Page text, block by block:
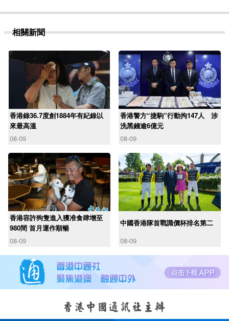
相關新聞
香港錄36.7度創1884年有紀錄以
來最高溫
08-09
香港警方“捷駒”行動拘147人 涉
洗黑錢逾6億元
08-09
香港容許狗隻進入獲准食肆增至
980間 首月運作順暢
08-09
中國香港隊首戰識價杯排名第二
08-09